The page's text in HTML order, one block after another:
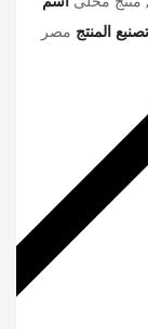
المنتج مصر